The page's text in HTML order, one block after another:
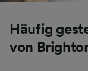
Häufig
von